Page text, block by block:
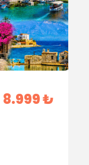
8.999 ₺